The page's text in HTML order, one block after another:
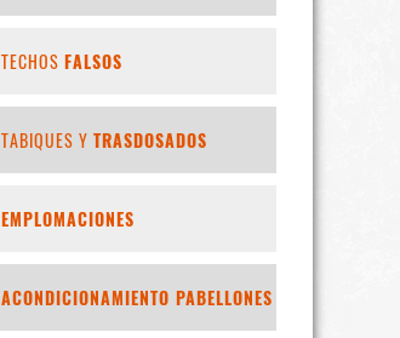
TECHOS FALSOS
TABIQUES Y TRASDOSADOS
EMPLOMACIONES
ACONDICIONAMIENTO PABELLONES